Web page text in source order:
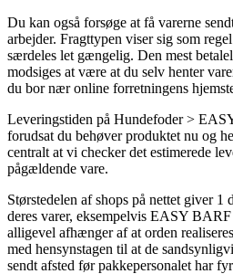
Du kan også forsøge at få varerne
arbejder. Fragttypen viser sig som
særdeles let gængelig. Den mest
modsiges at være at du selv henter
du bor nær online forretningens
Leveringstiden på Hundefoder >
forudsat du behøver produktet nu og
centralt at vi checker det estimerede
pågældende vare.
Størstedelen af shops på nettet giver
deres varer, eksempelvis EASY
alligevel afhænger af at orden
med hensynstagen til at de
sendt afsted før pakkepersonalet har